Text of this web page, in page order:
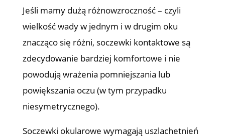
Jeśli mamy dużą różnowzroczność – czyli
wielkość wady w jednym i w drugim oku
znacząco się różni, soczewki kontaktowe są
zdecydowanie bardziej komfortowe i nie
powodują wrażenia pomniejszania lub
powiększania oczu (w tym przypadku
niesymetrycznego).
Soczewki okularowe wymagają uszlachetnień